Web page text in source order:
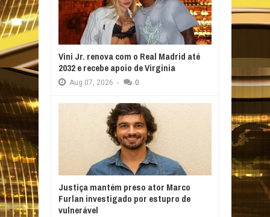
Vini Jr. renova com o Real Madrid até
2032 e recebe apoio de Virginia
Aug 07, 2026 - 0
Justiça mantém preso ator Marco
Furlan investigado por estupro de
vulnerável